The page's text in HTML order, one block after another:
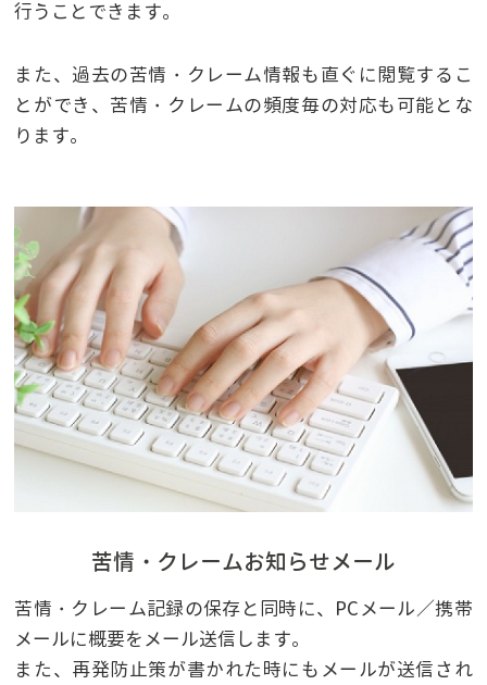
行うことできます。
また、過去の苦情・クレーム情報も直ぐに閲覧するこ
とができ、苦情・クレームの頻度毎の対応も可能とな
ります。
苦情・クレームお知らせメール
苦情・クレーム記録の保存と同時に、PCメール／携帯
メールに概要をメール送信します。
また、再発防止策が書かれた時にもメールが送信され